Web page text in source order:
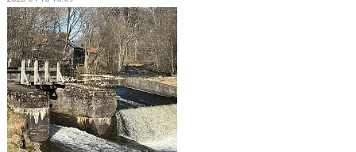
MATCHER
SISU
STÖDJANDE MEDLEM
BILDGALLERI